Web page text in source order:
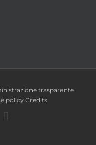
trasparente
policy Credits